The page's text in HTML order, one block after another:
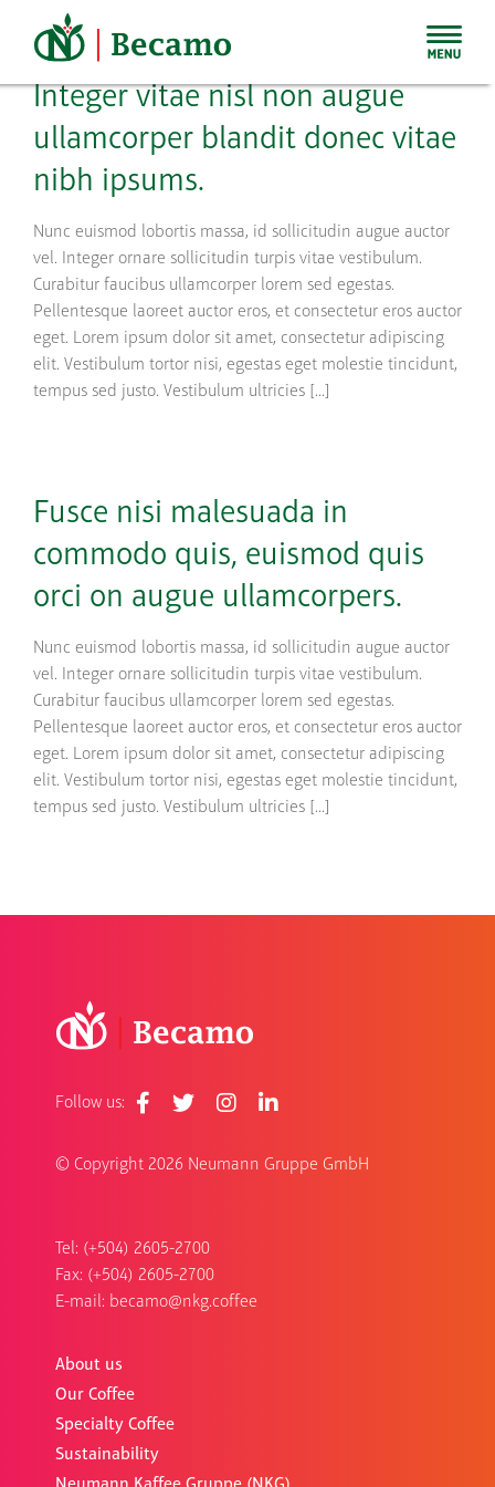
content
Integer vitae nisl non augue
ullamcorper blandit donec vitae
nibh ipsums.
Nunc euismod lobortis massa, id sollicitudin augue auctor
vel. Integer ornare sollicitudin turpis vitae vestibulum.
Curabitur faucibus ullamcorper lorem sed egestas.
Pellentesque laoreet auctor eros, et consectetur eros auctor
eget. Lorem ipsum dolor sit amet, consectetur adipiscing
elit. Vestibulum tortor nisi, egestas eget molestie tincidunt,
tempus sed justo. Vestibulum ultricies [...]
Fusce nisi malesuada in
commodo quis, euismod quis
orci on augue ullamcorpers.
Nunc euismod lobortis massa, id sollicitudin augue auctor
vel. Integer ornare sollicitudin turpis vitae vestibulum.
Curabitur faucibus ullamcorper lorem sed egestas.
Pellentesque laoreet auctor eros, et consectetur eros auctor
eget. Lorem ipsum dolor sit amet, consectetur adipiscing
elit. Vestibulum tortor nisi, egestas eget molestie tincidunt,
tempus sed justo. Vestibulum ultricies [...]
About us
Our Coffee
Specialty Coffee
Sustainability
Tel: (+504) 2605-2700
Fax: (+504) 2605-2700
E-mail: becamo@nkg.coffee
Follow us:
© Copyright 2026 Neumann Gruppe GmbH